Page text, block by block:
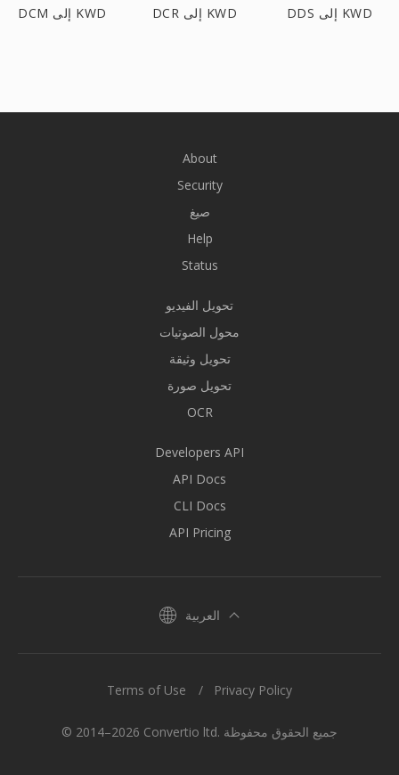
DCM إلى KWD DCR إلى KWD DDS إلى KWD
About
Security
صيغ
Help
Status
تحويل الفيديو
محول الصوتيات
تحويل وثيقة
تحويل صورة
OCR
Developers API
API Docs
CLI Docs
API Pricing
العربية
© 2014–2026 Convertio ltd. جميع الحقوق محفوظة
Terms of Use Privacy Policy